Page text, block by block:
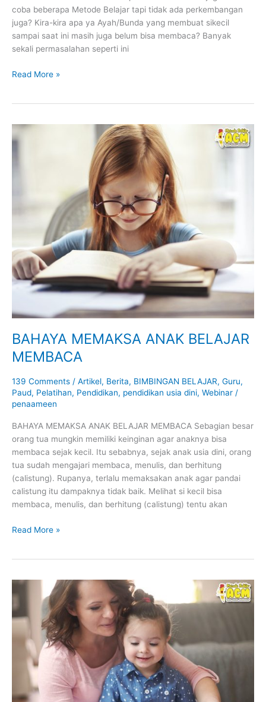
coba beberapa Metode Belajar tapi tidak ada perkembangan
juga? Kira-kira apa ya Ayah/Bunda yang membuat sikecil
sampai saat ini masih juga belum bisa membaca? Banyak
sekali permasalahan seperti ini
Read More »
BAHAYA MEMAKSA ANAK BELAJAR
MEMBACA
139 Comments / Artikel, Berita, BIMBINGAN BELAJAR, Guru,
Paud, Pelatihan, Pendidikan, pendidikan usia dini, Webinar /
penaameen
BAHAYA MEMAKSA ANAK BELAJAR MEMBACA Sebagian besar
orang tua mungkin memiliki keinginan agar anaknya bisa
membaca sejak kecil. Itu sebabnya, sejak anak usia dini, orang
tua sudah mengajari membaca, menulis, dan berhitung
(calistung). Rupanya, terlalu memaksakan anak agar pandai
calistung itu dampaknya tidak baik. Melihat si kecil bisa
membaca, menulis, dan berhitung (calistung) tentu akan
BAHAYA
MEMAKSA
Read More »
CARA
AMPUH
MENGAJARKAN
MEMBACA